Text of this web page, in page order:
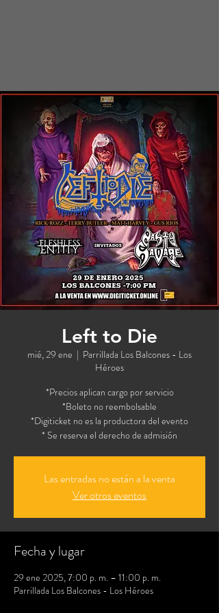
Left to Die
mié, 29 ene
  |
Parrillada Los Balcones - Los
Héroes
*Precios aplican cargo por servicio
*Boleto no reembolsable
*Digiticket no es la productora del evento
* Se reserva el derecho de admisión
Las entradas no están a la venta
Ver otros eventos
Fecha y lugar
29 ene 2025, 7:00 p. m. – 11:00 p. m.
Parrillada Los Balcones - Los Héroes